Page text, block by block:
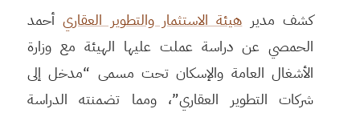
كشف مدير هيئة الاستثمار والتطوير العقاريأحمد
الحمصي عن دراسة عملت عليها الهيئة مع وزارة
الأشغال العامة والإسكان تحت مسمى “مدخل إلى
شركات التطوير العقاري”، ومما تضمنته الدراسة